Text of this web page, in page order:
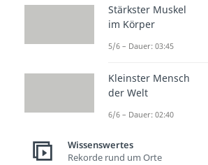
Bei Kindern sollte
Grundlagen
was für uns teilweise
selbstverständlich
Kleinen alles noch
Hause am Tisch
sein:
Stärkster Muskel
im Körper
5/6 – Dauer: 03:45
Kleinster Mensch
der Welt
6/6 – Dauer: 02:40
Wissenswertes
Rekorde rund um Orte